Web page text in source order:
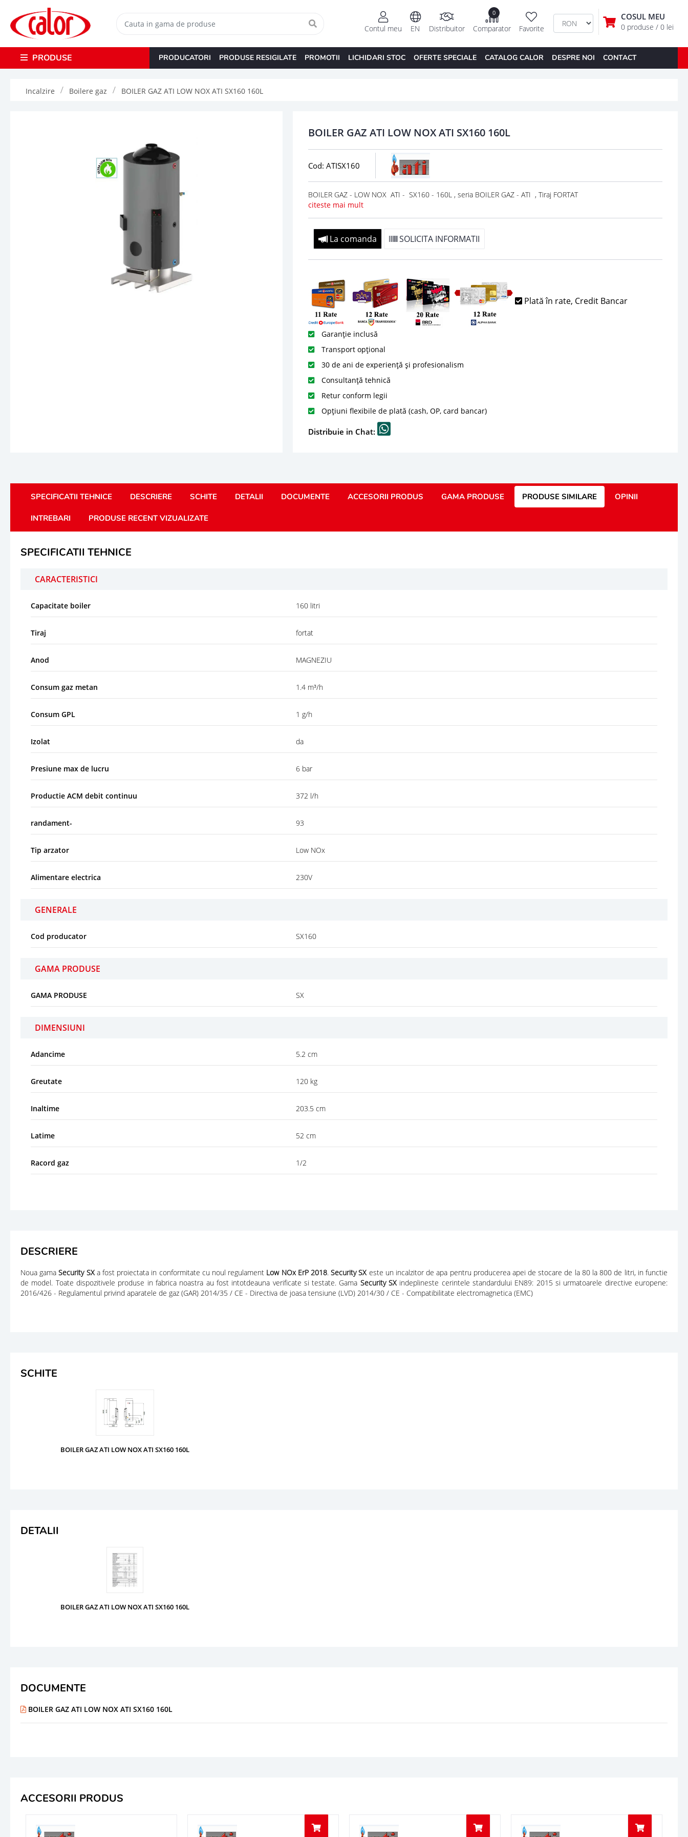
COSUL MEU
0 produse / 0 lei
Favorite
0
Comparator
Distribuitor
EN
Contul meu
PRODUSE PRODUCATORI PRODUSE RESIGILATE PROMOTII LICHIDARI STOC OFERTE SPECIALE CATALOG CALOR DESPRE NOI CONTACT
Incalzire Boilere gaz BOILER GAZ ATI LOW NOX ATI SX160 160L
BOILER GAZ ATI LOW NOX ATI SX160 160L
Cod: ATISX160
BOILER GAZ - LOW NOX ATI - SX160 - 160L , seria BOILER GAZ - ATI , Tiraj FORTAT
citeste mai mult
La comanda SOLICITA INFORMATII
Plată în rate, Credit Bancar
Garanție inclusă
Transport opțional
30 de ani de experiență și profesionalism
Consultanță tehnică
Retur conform legii
Opțiuni flexibile de plată (cash, OP, card bancar)
Distribuie in Chat:
SPECIFICATII TEHNICE DESCRIERE SCHITE DETALII DOCUMENTE ACCESORII PRODUS GAMA PRODUSE PRODUSE SIMILARE OPINII
INTREBARI PRODUSE RECENT VIZUALIZATE
SPECIFICATII TEHNICE
CARACTERISTICI
Capacitate boiler 160 litri
Tiraj fortat
Anod MAGNEZIU
Consum gaz metan 1.4 m³/h
Consum GPL 1 g/h
Izolat da
Presiune max de lucru 6 bar
Productie ACM debit continuu 372 l/h
randament- 93
Tip arzator Low NOx
Alimentare electrica 230V
GENERALE
Cod producator SX160
GAMA PRODUSE
GAMA PRODUSE SX
DIMENSIUNI
Adancime 5.2 cm
Greutate 120 kg
Inaltime 203.5 cm
Latime 52 cm
Racord gaz 1/2
DESCRIERE
Noua gamaSecurity SXa fost proiectata in conformitate cu noul regulament Low NOx ErP 2018.Security SX este un incalzitor de apa pentru producerea apei de stocare de la 80 la 800 de litri, in functie
de model. Toate dispozitivele produse in fabrica noastra au fost intotdeauna verificate si testate. Gama Security SX indeplineste cerintele standardului EN89: 2015 si urmatoarele directive europene:
2016/426 - Regulamentul privind aparatele de gaz (GAR) 2014/35 / CE - Directiva de joasa tensiune (LVD) 2014/30 / CE - Compatibilitate electromagnetica (EMC)
SCHITE
BOILER GAZ ATI LOW NOX ATI SX160 160L
DETALII
BOILER GAZ ATI LOW NOX ATI SX160 160L
DOCUMENTE
BOILER GAZ ATI LOW NOX ATI SX160 160L
ACCESORII PRODUS